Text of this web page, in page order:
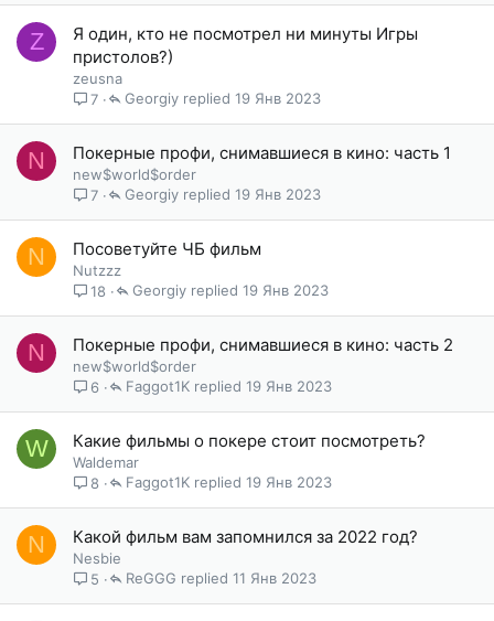
Z
Я один, кто не посмотрел ни минуты Игры
пристолов?)
zeusna
7
19 Янв 2023
Georgiy
N Покерные профи, снимавшиеся в кино: часть 1
new$world$order
7
19 Янв 2023
Georgiy
N Посоветуйте ЧБ фильм
Nutzzz
18
19 Янв 2023
Georgiy
N Покерные профи, снимавшиеся в кино: часть 2
new$world$order
6
19 Янв 2023
Faggot1K
W Какие фильмы о покере стоит посмотреть?
Waldemar
8
19 Янв 2023
Faggot1K
N Какой фильм вам запомнился за 2022 год?
Nesbie
5
11 Янв 2023
ReGGG